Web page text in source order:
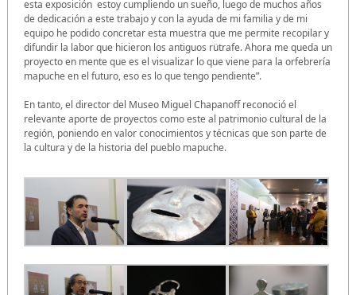
esta exposición estoy cumpliendo un sueño, luego de muchos años
de dedicación a este trabajo y con la ayuda de mi familia y de mi
equipo he podido concretar esta muestra que me permite recopilar y
difundir la labor que hicieron los antiguos rütrafe. Ahora me queda un
proyecto en mente que es el visualizar lo que viene para la orfebrería
mapuche en el futuro, eso es lo que tengo pendiente”.
En tanto, el director del Museo Miguel Chapanoff reconoció el
relevante aporte de proyectos como este al patrimonio cultural de la
región, poniendo en valor conocimientos y técnicas que son parte de
la cultura y de la historia del pueblo mapuche.